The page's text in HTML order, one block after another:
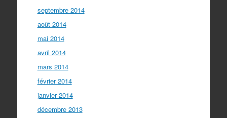
septembre 2014
août 2014
mai 2014
avril 2014
mars 2014
février 2014
janvier 2014
décembre 2013